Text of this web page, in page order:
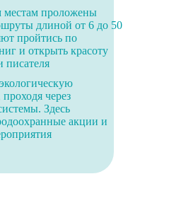
местам проложены
длиной от 6 до 50
пройтись по
и открыть красоту
писателя
через
Здесь
акции и